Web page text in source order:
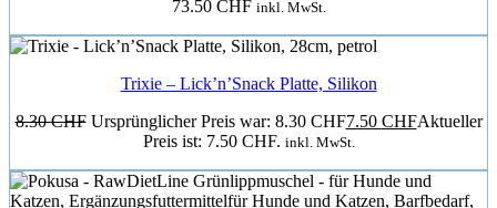
73.50 CHF inkl. MwSt.
Trixie – Lick’n’Snack Platte, Silikon
8.30CHF Ursprünglicher Preis war: 8.30 CHF7.50 CHFAktueller
Preis ist: 7.50 CHF. inkl. MwSt.